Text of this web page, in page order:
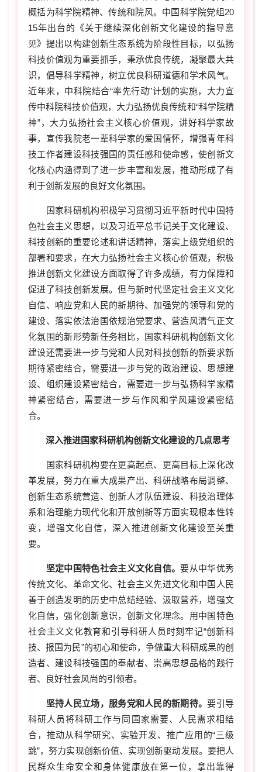
概括为科学院精神、传统和院风。中国科学院党组20
15年出台的《关于继续深化创新文化建设的指导意
见》提出以构建创新生态系统为阶段性目标，以弘扬
科技价值观为重要抓手，秉承优良传统，凝聚最大共
识，倡导科学精神，树立优良科研道德和学术风气。
近年来，中科院结合“率先行动”计划的实施，大力宣
传中科院科技价值观，大力弘扬优良传统和“科学院精
神”，大力弘扬社会主义核心价值观，讲好科学家故
事，宣传我院老一辈科学家的爱国情怀，增强青年科
技工作者建设科技强国的责任感和使命感，使创新文
化核心内涵得到了进一步丰富和发展，推动形成了有
利于创新发展的良好文化氛围。
国家科研机构积极学习贯彻习近平新时代中国特
色社会主义思想，以及习近平总书记关于文化建设、
科技创新的重要论述和讲话精神，落实上级党组织的
部署和要求，在大力弘扬社会主义核心价值观，积极
推进创新文化建设方面取得了许多成绩，有力保障和
促进了科技创新发展。但与新时代坚定社会主义文化
自信、响应党和人民的新期待、加强党的领导和党的
建设、落实依法治国依规治党要求、营造风清气正文
化氛围的新形势新任务相比，国家科研机构创新文化
建设还需要进一步与党和人民对科技创新的新要求新
期待紧密结合，需要进一步与党的政治建设、思想建
设、组织建设紧密结合，需要进一步与弘扬科学家精
神紧密结合，需要进一步与作风和学风建设紧密结
合。
深入推进国家科研机构创新文化建设的几点思考
国家科研机构要在更高起点、更高目标上深化改
革发展，努力在重大成果产出、科研战略布局调整、
创新生态系统营造、创新人才队伍建设、科技治理体
系和治理能力现代化和开放创新等方面实现根本性转
变，增强文化自信，深入推进创新文化建设至关重
要。
坚定中国特色社会主义文化自信。要从中华优秀
传统文化、革命文化、社会主义先进文化和中国人民
善于创造发明的历史中总结经验、汲取营养，增强文
化自信，强化创新意识，创新文化理念。用中国特色
社会主义文化教育和引导科研人员时刻牢记“创新科
技、报国为民”的初心和使命，争做重大科研成果的创
造者、建设科技强国的奉献者、崇高思想品格的践行
者、良好社会风尚的引领者。
坚持人民立场，服务党和人民的新期待。要引导
科研人员将科研工作与同国家需要、人民需求相结
合，推动从科学研究、实验开发、推广应用的“三级
跳”，努力实现创新价值、实现创新驱动发展。要把人
民群众生命安全和身体健康放在第一位，拿出靠得